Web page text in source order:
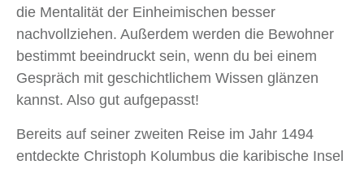
die Mentalität der Einheimischen besser
nachvollziehen. Außerdem werden die Bewohner
bestimmt beeindruckt sein, wenn du bei einem
Gespräch mit geschichtlichem Wissen glänzen
kannst. Also gut aufgepasst!
Bereits auf seiner zweiten Reise im Jahr 1494
entdeckte Christoph Kolumbus die karibische Insel